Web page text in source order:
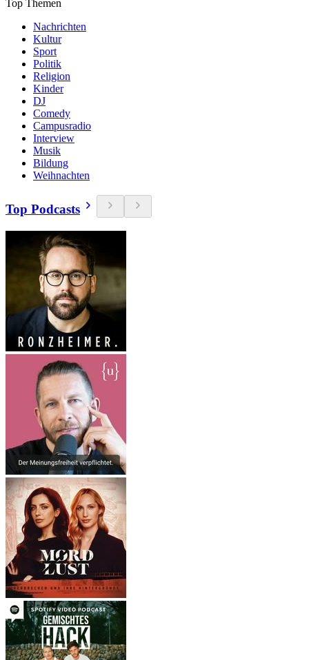
Top Themen
Nachrichten
Kultur
Sport
Politik
Religion
Kinder
DJ
Comedy
Campusradio
Interview
Musik
Bildung
Weihnachten
Top Podcasts